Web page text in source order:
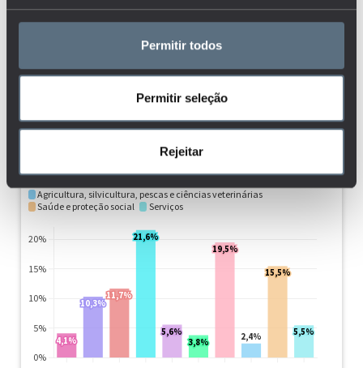
Permitir todos
Permitir seleção
Rejeitar